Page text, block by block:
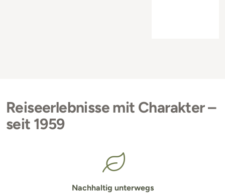
Reiseerlebnisse mit Charakter –
seit 1959
Nachhaltig unterwegs